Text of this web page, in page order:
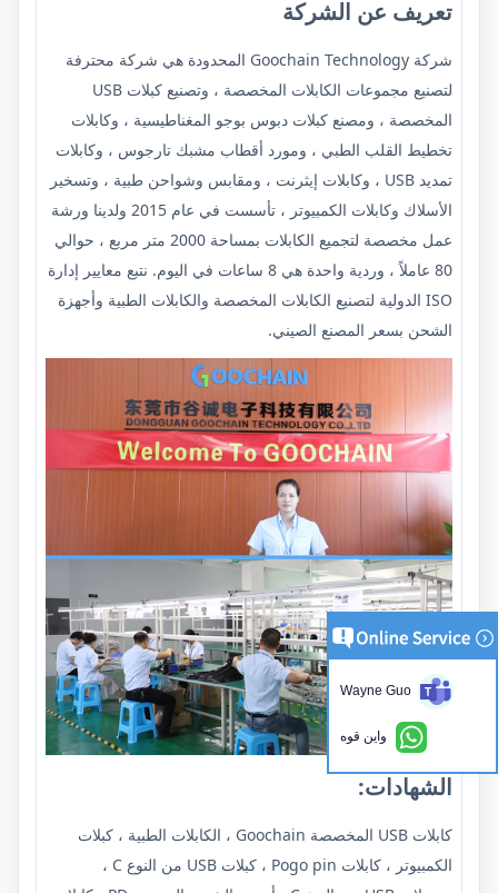
تعريف عن الشركة
شركة Goochain Technology المحدودة هي شركة محترفة
لتصنيع مجموعات الكابلات المخصصة ، وتصنيع كبلات USB
المخصصة ، ومصنع كبلات دبوس بوجو المغناطيسية ، وكابلات
تخطيط القلب الطبي ، ومورد أقطاب مشبك تارجوس ، وكابلات
تمديد USB ، وكابلات إيثرنت ، ومقابس وشواحن طبية ، وتسخير
الأسلاك وكابلات الكمبيوتر ، تأسست في عام 2015 ولدينا ورشة
عمل مخصصة لتجميع الكابلات بمساحة 2000 متر مربع ، حوالي
80 عاملاً ، وردية واحدة هي 8 ساعات في اليوم. نتبع معايير إدارة
ISO الدولية لتصنيع الكابلات المخصصة والكابلات الطبية وأجهزة
الشحن بسعر المصنع الصيني.
الشهادات:
كابلات USB المخصصة Goochain ، الكابلات الطبية ، كبلات
الكمبيوتر ، كابلات Pogo pin ، كبلات USB من النوع C ،
Wayne Guo
واين قوه